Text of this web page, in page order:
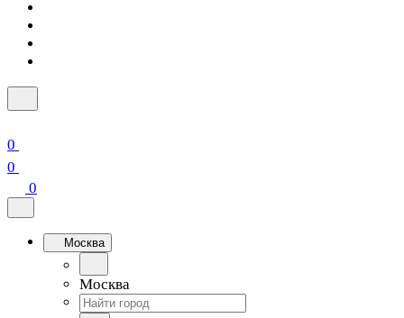
0
0
0
Москва
Москва